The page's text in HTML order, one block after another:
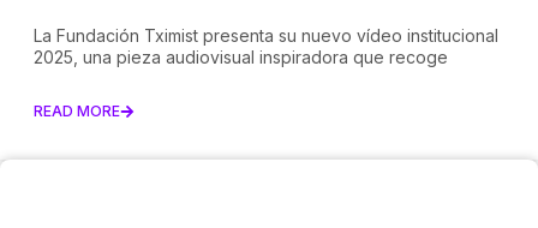
La Fundación Tximist presenta su nuevo vídeo institucional
2025, una pieza audiovisual inspiradora que recoge
READ MORE